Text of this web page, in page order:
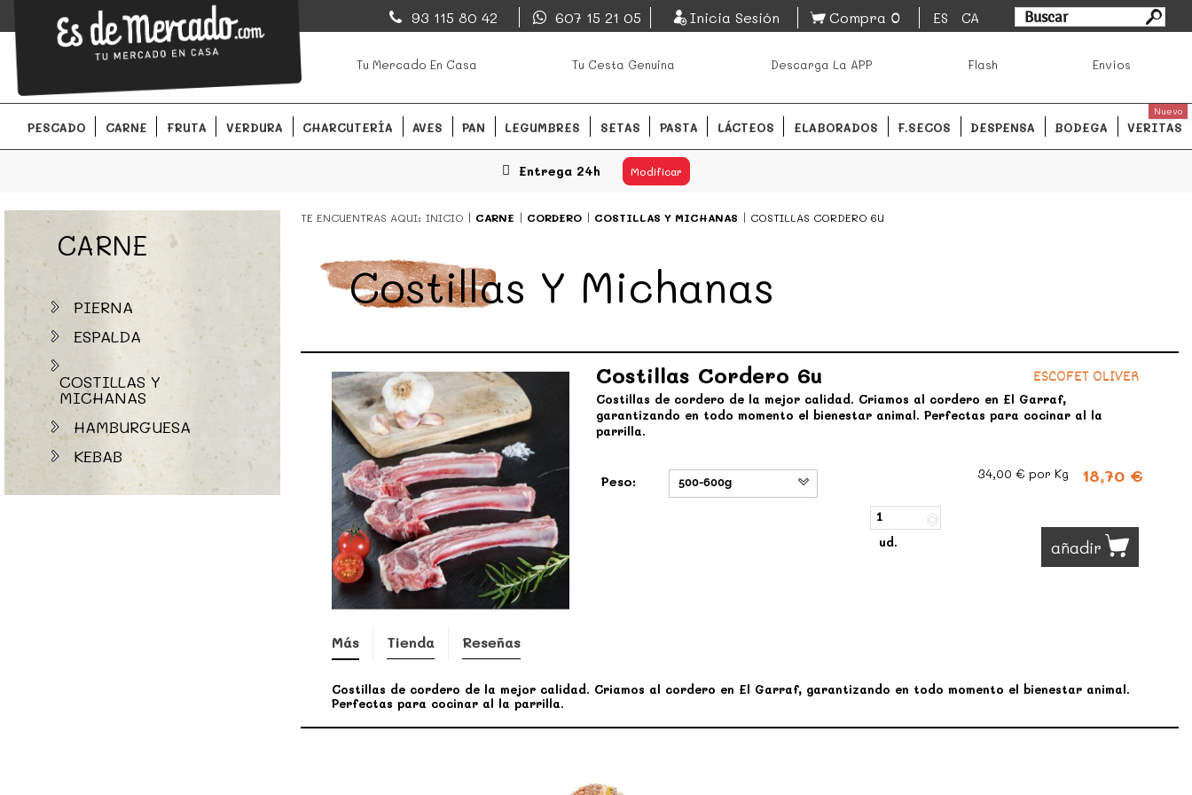
EsDeMercado.com
EsDeMercado.comte lleva a casa los mejores productos de los mejores mercados de
Barcelona y de productores locales.
EsDeMercado.com
Barcelona y de productores locales.
93 115 80 42 607 15 21 05 Inicia Sesión Compra 0 ES CA
Tu Mercado En Casa Tu Cesta Genuina Descarga La APP Flash Envíos
PESCADO CARNE FRUTA VERDURA CHARCUTERÍA AVES PAN LEGUMBRES SETAS PASTA LÁCTEOS ELABORADOS F.SECOS DESPENSA BODEGA VERITAS
Nuevo
Entrega 24h Modificar
CARNE
PIERNA
ESPALDA
COSTILLAS Y
MICHANAS
HAMBURGUESA
KEBAB
TE ENCUENTRAS AQUI: INICIO CARNE CORDERO COSTILLAS Y MICHANAS COSTILLAS CORDERO 6U
Costillas Y Michanas
ESCOFET OLIVER
Costillas Cordero 6u
Costillas de cordero de la mejor calidad. Criamos al cordero en El Garraf,
garantizando en todo momento el bienestar animal. Perfectas para cocinar al la
parrilla.
Peso: 500-600g 18,70 €
34,00 € por Kg
ud. añadir
Más Tienda Reseñas
Costillas de cordero de la mejor calidad. Criamos al cordero en El Garraf, garantizando en todo momento el bienestar animal.
Perfectas para cocinar al la parrilla.